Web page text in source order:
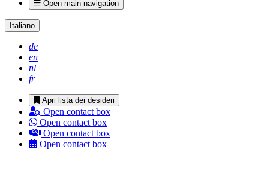
Open main navigation
Italiano
de
en
nl
fr
Apri lista dei desideri
Open contact box
Open contact box
Open contact box
Open contact box